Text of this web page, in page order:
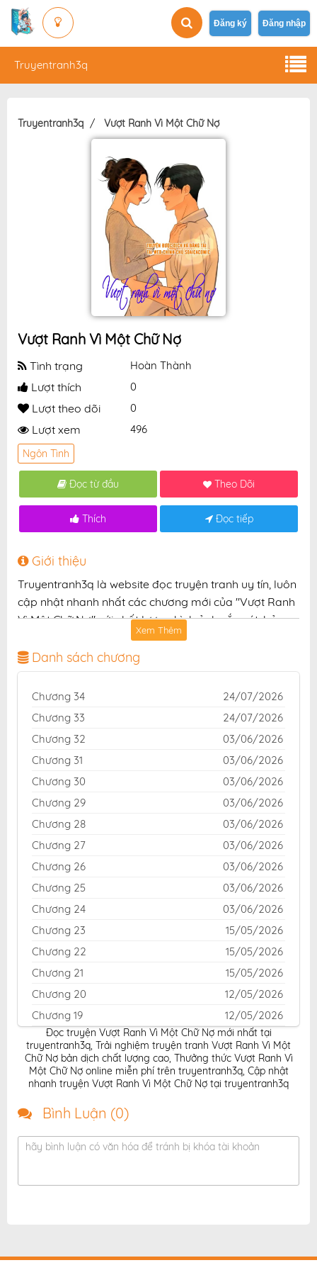
Đăng ký Đăng nhập
Truyentranh3q
Truyentranh3q Vượt Ranh Vì Một Chữ Nợ
Vượt Ranh Vì Một Chữ Nợ
Tình trạng Hoàn Thành
Lượt thích 0
Lượt theo dõi 0
Lượt xem 496
Ngôn Tình
Đọc từ đầu Theo Dõi
Thích Đọc tiếp
Giới thiệu
Truyentranh3q là website đọc truyện tranh uy tín, luôn
cập nhật nhanh nhất các chương mới của "Vượt Ranh
Vì Một Chữ Nợ" với chất lượng hình ảnh sắc nét, bản
dịch chuẩn và giao diện thân thiện, mang đến trải
nghiệm đọc truyện hấp dẫn, tiện lợi, hoàn toàn miễn
phí cho độc giả yêu thích truyện tranh online.
Xem Thêm
Danh sách chương
Chương 34
24/07/2026
Chương 33
24/07/2026
Chương 32
03/06/2026
Chương 31
03/06/2026
Chương 30
03/06/2026
Chương 29
03/06/2026
Chương 28
03/06/2026
Chương 27
03/06/2026
Chương 26
03/06/2026
Chương 25
03/06/2026
Chương 24
03/06/2026
Chương 23
15/05/2026
Chương 22
15/05/2026
Chương 21
15/05/2026
Chương 20
12/05/2026
Chương 19
12/05/2026
Chương 18
12/05/2026
Chương 17
12/05/2026
Chương 16
12/05/2026
Chương 14
Chương 13
21/04/2026
Chương 11
21/04/2026
Đọc truyện Vượt Ranh Vì Một Chữ Nợ mới nhất tại
truyentranh3q, Trải nghiệm truyện tranh Vượt Ranh Vì Một
Chữ Nợ bản dịch chất lượng cao, Thưởng thức Vượt Ranh Vì
Một Chữ Nợ online miễn phí trên truyentranh3q, Cập nhật
nhanh truyện Vượt Ranh Vì Một Chữ Nợ tại truyentranh3q
Bình Luận (0)
hãy bình luận có văn hóa để tránh bị khóa tài khoản